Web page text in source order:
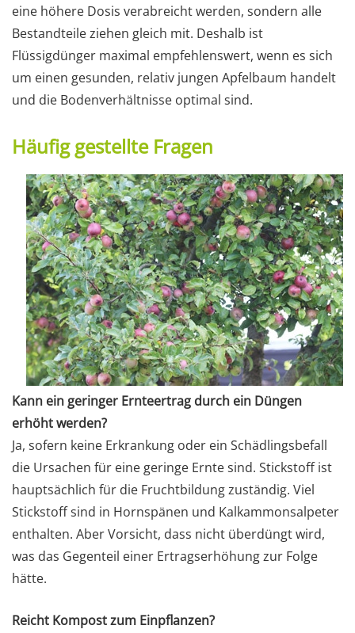
eine höhere Dosis verabreicht werden, sondern alle
Bestandteile ziehen gleich mit. Deshalb ist
Flüssigdünger maximal empfehlenswert, wenn es sich
um einen gesunden, relativ jungen Apfelbaum handelt
und die Bodenverhältnisse optimal sind.
Häufig gestellte Fragen
Kann ein geringer Ernteertrag durch ein Düngen
erhöht werden?
Ja, sofern keine Erkrankung oder ein Schädlingsbefall
die Ursachen für eine geringe Ernte sind. Stickstoff ist
hauptsächlich für die Fruchtbildung zuständig. Viel
Stickstoff sind in Hornspänen und Kalkammonsalpeter
enthalten. Aber Vorsicht, dass nicht überdüngt wird,
was das Gegenteil einer Ertragserhöhung zur Folge
hätte.
Reicht Kompost zum Einpflanzen?